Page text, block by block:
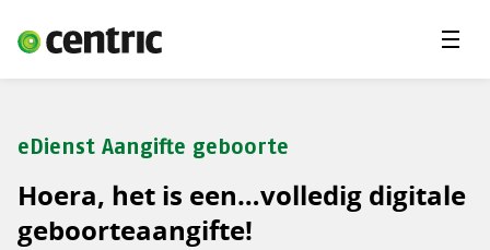
Oplossingen
Contact
eDienst Aangifte geboorte
Hoera, het is een…volledig digitale
geboorteaangifte!